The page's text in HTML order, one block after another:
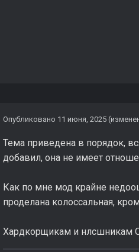
Опубликовано 11 июня, 2025
Тема приведена в порядок,
добавил, она не имеет
Как по мне мод крайне
проделана колоссальная,
Хардкорщикам и нлсшникам